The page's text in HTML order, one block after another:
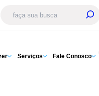
Serviços Fale Conosco